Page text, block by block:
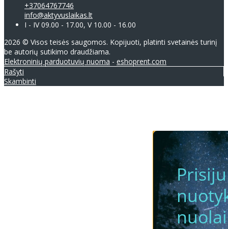
+37064767746
info@aktyvuslaikas.lt
I - IV 09.00 - 17.00, V 10.00 - 16.00
2026 © Visos teisės saugomos. Kopijuoti, platinti svetainės turinį
be autorių sutikimo draudžiama.
Elektroninių parduotuvių nuoma - eshoprent.com
Rašyti
Skambinti